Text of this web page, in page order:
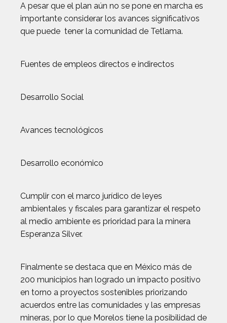
A pesar que el plan aún no se pone en marcha es
importante considerar los avances significativos
que puede tener la comunidad de Tetlama.
Fuentes de empleos directos e indirectos
Desarrollo Social
Avances tecnológicos
Desarrollo económico
Cumplir con el marco jurídico de leyes
ambientales y fiscales para garantizar el respeto
al medio ambiente es prioridad para la minera
Esperanza Silver.
Finalmente se destaca que en México más de
200 municipios han logrado un impacto positivo
en torno a proyectos sostenibles priorizando
acuerdos entre las comunidades y las empresas
mineras, por lo que Morelos tiene la posibilidad de